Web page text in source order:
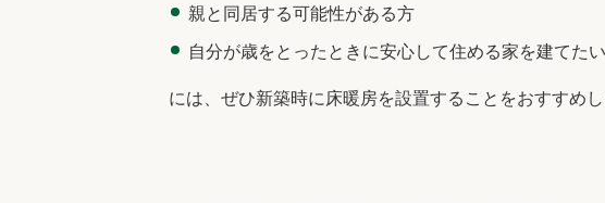
親と同居する可能性がある方
自分が歳をとったときに安心して住める家を建てた
には、ぜひ新築時に床暖房を設置することをおすすめし